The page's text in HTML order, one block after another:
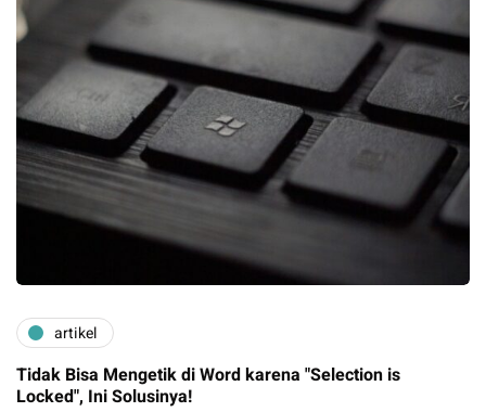
artikel
Tidak Bisa Mengetik di Word karena "Selection is
Locked", Ini Solusinya!